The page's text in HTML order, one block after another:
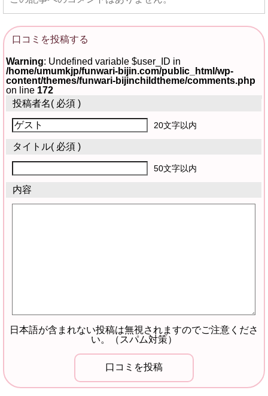
口コミを投稿する
Warning : Undefined variable $user_ID in
/home/umumkjp/funwari-bijin.com/public_html/wp-
content/themes/funwari-bijinchildtheme/comments.php
on line 172
投稿者名( 必須 )
20文字以内
タイトル( 必須 )
50文字以内
内容
日本語が含まれない投稿は無視されますのでご注意くださ
い。（スパム対策）